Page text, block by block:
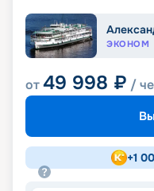
ЭКОНОМ
от49 998 ₽ /
+1